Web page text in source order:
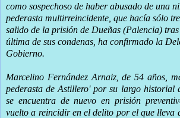
como sospechoso de haber abusado de una
pederasta multirreincidente, que hacía sólo
salido de la prisión de Dueñas (Palencia)
última de sus condenas, ha confirmado la
Gobierno.
Marcelino Fernández Arnaiz, de 54 años,
pederasta de Astillero' por su largo historial
se encuentra de nuevo en prisión
vuelto a reincidir en el delito por el que lleva